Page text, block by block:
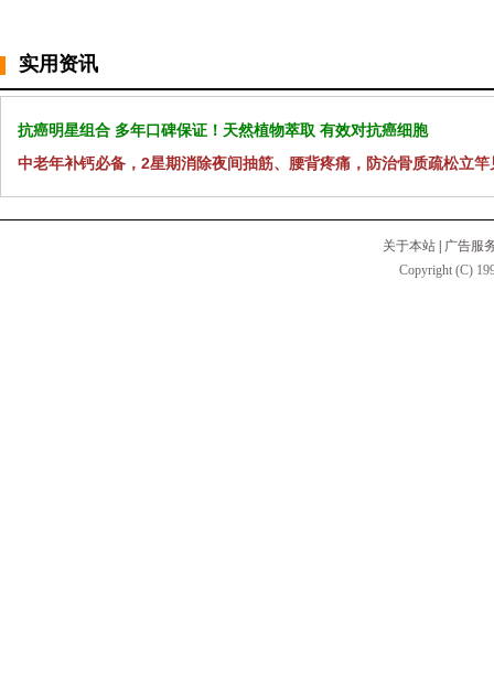
实用资讯
抗癌明星组合 多年口碑保证！天然植物萃取 有效对抗癌细胞
中老年补钙必备，2星期消除夜间抽筋、腰背疼痛，防治骨质疏松立竿
关于本站
广告服
Copyright (C)